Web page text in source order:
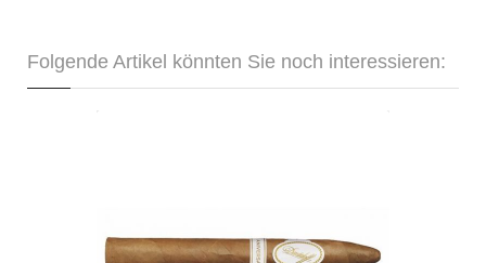
Folgende Artikel könnten Sie noch interessieren:
Länge: 15.2